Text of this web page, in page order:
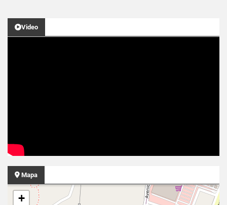
Video
Mapa
+